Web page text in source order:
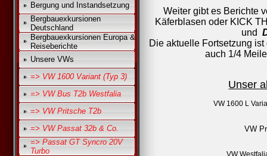
Bergung und Instandsetzung
Bergbauexkursionen
Deutschland
Bergbauexkursionen Europa &
Reiseberichte
Unsere VWs
=> VW 1600 Variant (Typ 3)
=> VW Bus T2b Westfalia
=> VW Pritsche T2b
=> VW Passat 32b & Co.
=> Passat GT Syncro 20V
Turbo
Weiter gibt es Berichte
Käferblasen oder KICK
und
Die aktuelle Fortsetzung
auch 1/4
Unser
VW 1600 L
VW
VW